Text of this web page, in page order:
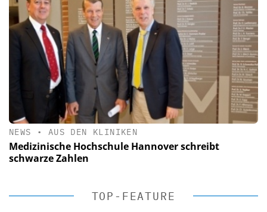
NEWS • AUS DEN KLINIKEN
Medizinische Hochschule Hannover schreibt
schwarze Zahlen
TOP-FEATURE